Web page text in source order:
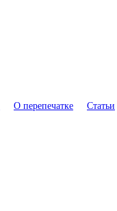
О перепечатке Статьи